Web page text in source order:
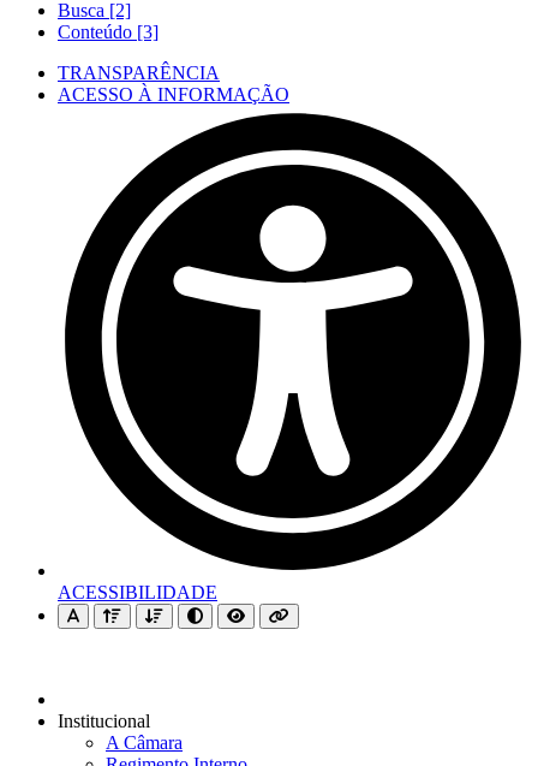
Busca [2]
Conteúdo [3]
TRANSPARÊNCIA
ACESSO À INFORMAÇÃO
ACESSIBILIDADE
Institucional
A Câmara